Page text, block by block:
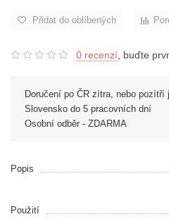
Přidat do oblíbených
0 recenzí, buďte
Doručení po ČR zítra, nebo pozítří
Slovensko do 5 pracovních dní
Osobní odběr - ZDARMA
Popis
Použití